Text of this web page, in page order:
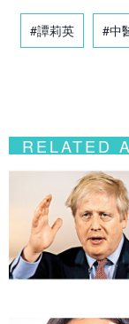
#譚莉英 #中
RELATED